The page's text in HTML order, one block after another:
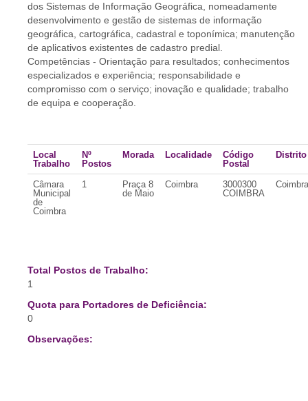
dos Sistemas de Informação Geográfica, nomeadamente
desenvolvimento e gestão de sistemas de informação
geográfica, cartográfica, cadastral e toponímica; manutenção
de aplicativos existentes de cadastro predial.
Competências - Orientação para resultados; conhecimentos
especializados e experiência; responsabilidade e
compromisso com o serviço; inovação e qualidade; trabalho
de equipa e cooperação.
Local
Trabalho
Nº
Postos
Morada Localidade
Código
Postal
Distrito
Câmara
Municipal
de
Coimbra
1
Praça 8
de Maio
Coimbra
3000300
COIMBRA
Coimbra
Total Postos de Trabalho:
1
Quota para Portadores de Deficiência:
0
Observações: